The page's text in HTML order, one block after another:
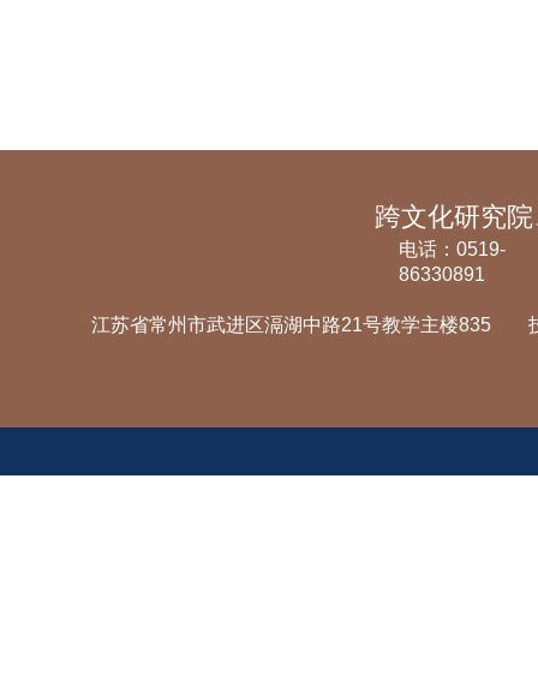
电话：0519-
86330891
江苏省常州市武进区滆湖中路21号教学主楼835